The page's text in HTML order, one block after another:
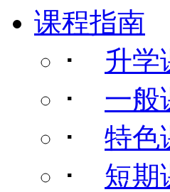
课程指南
･ 升学
･ 一般
･ 特色
･ 短期